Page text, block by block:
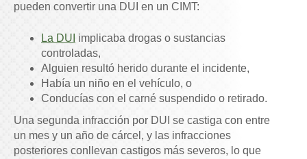
pueden convertir una DUI en un CIMT:
La DUI implicaba drogas o sustancias
controladas,
Alguien resultó herido durante el incidente,
Había un niño en el vehículo, o
Conducías con el carné suspendido o retirado.
Una segunda infracción por DUI se castiga con entre
un mes y un año de cárcel, y las infracciones
posteriores conllevan castigos más severos, lo que